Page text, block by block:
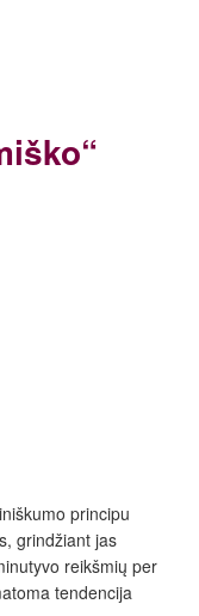
principu
grindžiant jas
reikšmių per
tendencija